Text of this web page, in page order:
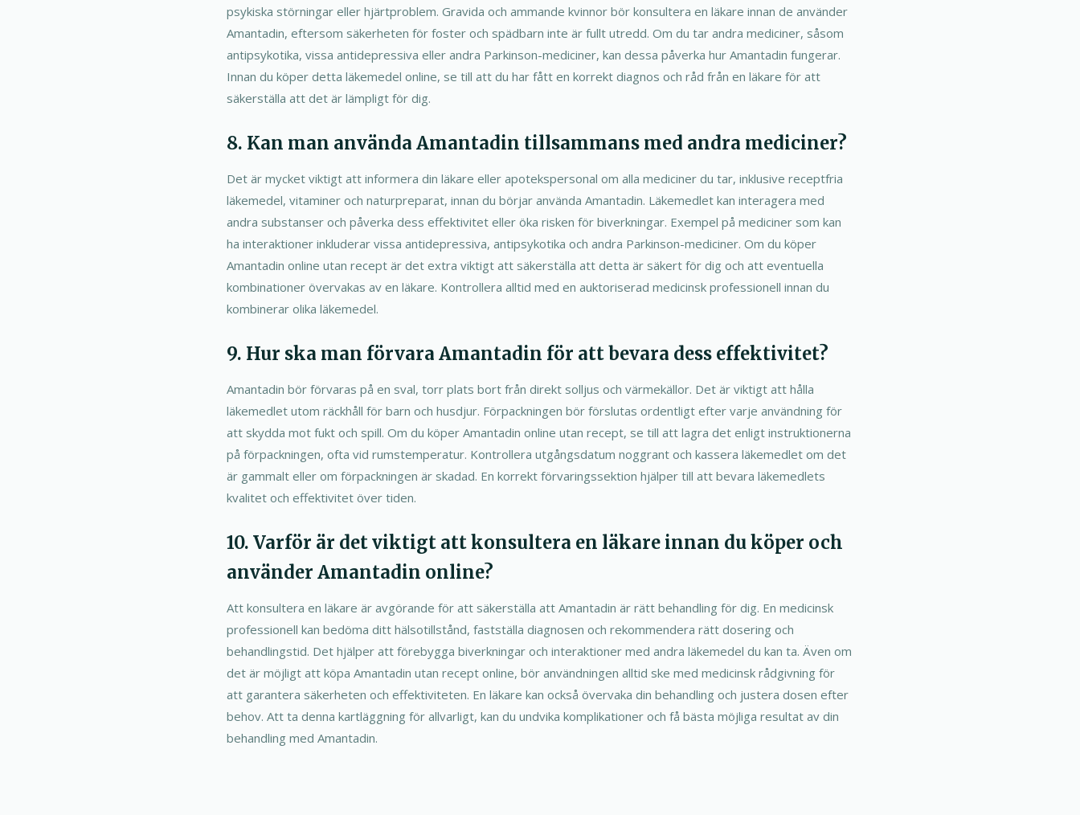
psykiska störningar eller hjärtproblem. Gravida och ammande kvinnor bör konsultera en läkare innan de använder
Amantadin, eftersom säkerheten för foster och spädbarn inte är fullt utredd. Om du tar andra mediciner, såsom
antipsykotika, vissa antidepressiva eller andra Parkinson-mediciner, kan dessa påverka hur Amantadin fungerar.
Innan du köper detta läkemedel online, se till att du har fått en korrekt diagnos och råd från en läkare för att
säkerställa att det är lämpligt för dig.
8. Kan man använda Amantadin tillsammans med andra mediciner?
Det är mycket viktigt att informera din läkare eller apotekspersonal om alla mediciner du tar, inklusive receptfria
läkemedel, vitaminer och naturpreparat, innan du börjar använda Amantadin. Läkemedlet kan interagera med
andra substanser och påverka dess effektivitet eller öka risken för biverkningar. Exempel på mediciner som kan
ha interaktioner inkluderar vissa antidepressiva, antipsykotika och andra Parkinson-mediciner. Om du köper
Amantadin online utan recept är det extra viktigt att säkerställa att detta är säkert för dig och att eventuella
kombinationer övervakas av en läkare. Kontrollera alltid med en auktoriserad medicinsk professionell innan du
kombinerar olika läkemedel.
9. Hur ska man förvara Amantadin för att bevara dess effektivitet?
Amantadin bör förvaras på en sval, torr plats bort från direkt solljus och värmekällor. Det är viktigt att hålla
läkemedlet utom räckhåll för barn och husdjur. Förpackningen bör förslutas ordentligt efter varje användning för
att skydda mot fukt och spill. Om du köper Amantadin online utan recept, se till att lagra det enligt instruktionerna
på förpackningen, ofta vid rumstemperatur. Kontrollera utgångsdatum noggrant och kassera läkemedlet om det
är gammalt eller om förpackningen är skadad. En korrekt förvaringssektion hjälper till att bevara läkemedlets
kvalitet och effektivitet över tiden.
10. Varför är det viktigt att konsultera en läkare innan du köper och
använder Amantadin online?
Att konsultera en läkare är avgörande för att säkerställa att Amantadin är rätt behandling för dig. En medicinsk
professionell kan bedöma ditt hälsotillstånd, fastställa diagnosen och rekommendera rätt dosering och
behandlingstid. Det hjälper att förebygga biverkningar och interaktioner med andra läkemedel du kan ta. Även om
det är möjligt att köpa Amantadin utan recept online, bör användningen alltid ske med medicinsk rådgivning för
att garantera säkerheten och effektiviteten. En läkare kan också övervaka din behandling och justera dosen efter
behov. Att ta denna kartläggning för allvarligt, kan du undvika komplikationer och få bästa möjliga resultat av din
behandling med Amantadin.